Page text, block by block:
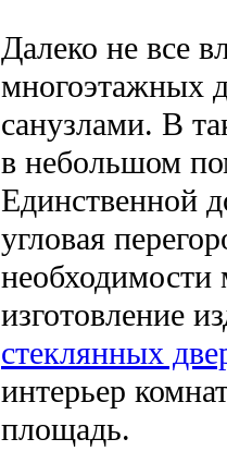
Далеко не все
многоэтажных
санузлами. В
в небольшом
Единственной
угловая
необходимости
изготовление
стеклянных
интерьер
площадь.